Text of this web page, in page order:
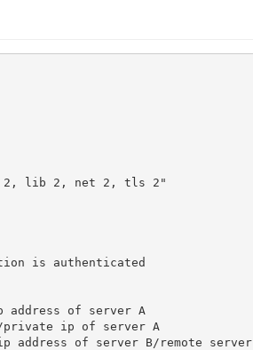
lib 2, net 2, tls 2"
is authenticated
address of server A
ip of server A
address of server B/remote server